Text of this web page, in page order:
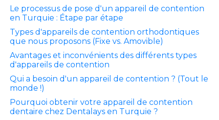
Le processus de pose d'un appareil de contention
en Turquie : Étape par étape
Types d'appareils de contention orthodontiques
que nous proposons (Fixe vs. Amovible)
Avantages et inconvénients des différents types
d'appareils de contention
Qui a besoin d'un appareil de contention ? (Tout le
monde !)
Pourquoi obtenir votre appareil de contention
dentaire chez Dentalays en Turquie ?